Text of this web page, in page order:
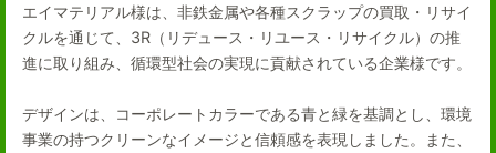
エイマテリアル様は、非鉄金属や各種スクラップの買取・リサイ
クルを通じて、3R（リデュース・リユース・リサイクル）の推
進に取り組み、循環型社会の実現に貢献されている企業様です。
デザインは、コーポレートカラーである青と緑を基調とし、環境
事業の持つクリーンなイメージと信頼感を表現しました。また、